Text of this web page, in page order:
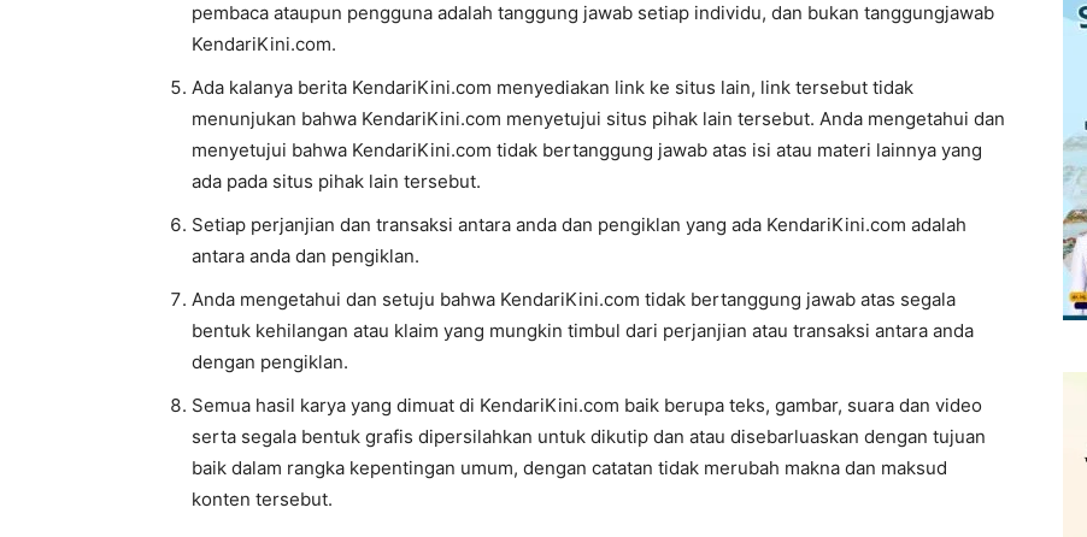
pembaca ataupun pengguna adalah tanggung jawab setiap individu, dan bukan tanggungjawab
KendariKini.com.
Ada kalanya berita KendariKini.com menyediakan link ke situs lain, link tersebut tidak
menunjukan bahwa KendariKini.com menyetujui situs pihak lain tersebut. Anda mengetahui dan
menyetujui bahwa KendariKini.com tidak bertanggung jawab atas isi atau materi lainnya yang
ada pada situs pihak lain tersebut.
Setiap perjanjian dan transaksi antara anda dan pengiklan yang ada KendariKini.com adalah
antara anda dan pengiklan.
Anda mengetahui dan setuju bahwa KendariKini.com tidak bertanggung jawab atas segala
bentuk kehilangan atau klaim yang mungkin timbul dari perjanjian atau transaksi antara anda
dengan pengiklan.
Semua hasil karya yang dimuat di KendariKini.com baik berupa teks, gambar, suara dan video
serta segala bentuk grafis dipersilahkan untuk dikutip dan atau disebarluaskan dengan tujuan
baik dalam rangka kepentingan umum, dengan catatan tidak merubah makna dan maksud
konten tersebut.